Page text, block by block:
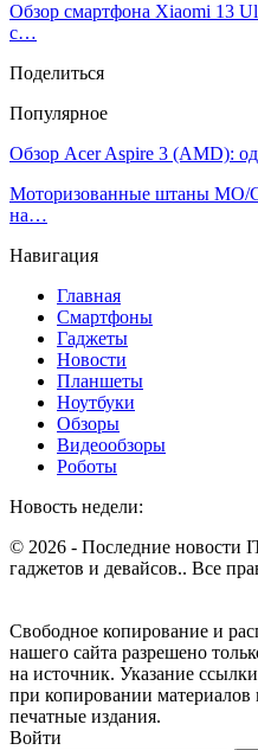
Обзор смартфона Xiaomi 13
с…
Поделиться
Популярное
Обзор Acer Aspire 3 (AMD):
Моторизованные штаны MO/
на…
Навигация
Главная
Смартфоны
Гаджеты
Новости
Планшеты
Ноутбуки
Обзоры
Видеообзоры
Роботы
Новость недели:
© 2026 - Последние новости
гаджетов и девайсов.. Все
Свободное копирование и
нашего сайта разрешено
на источник. Указание
при копировании материалов
печатные издания.
Войти